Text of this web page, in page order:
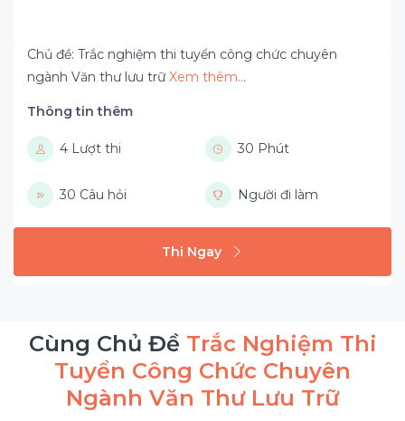
Chủ đề: Trắc nghiệm thi tuyển công chức chuyên
ngành Văn thư lưu trữXem thêm...
Thông tin thêm
4 Lượt thi 30 Phút
30 Câu hỏi Người đi làm
Thi Ngay
Cùng Chủ Đề Trắc Nghiệm Thi
Tuyển Công Chức Chuyên
Ngành Văn Thư Lưu Trữ